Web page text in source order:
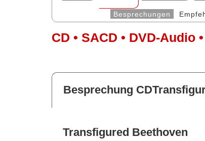
Besprechungen
CD • SACD • DVD-Audio
Besprechung
Transfigured Beethoven